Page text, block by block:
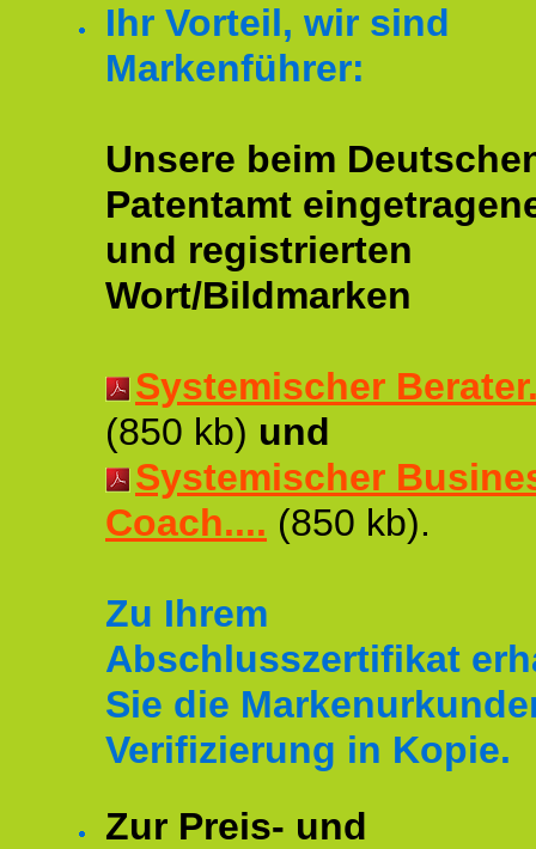
Ihr Vorteil, wir sind
Markenführer:
Unsere beim
Patentamt
und registrierten
Wort/Bildmarken
Systemischer
(850 kb) und
Systemischer
Coach.... (850 kb).
Zu Ihrem
Abschlusszertifikat
Sie die
Verifizierung in Kopie.
Zur Preis- und